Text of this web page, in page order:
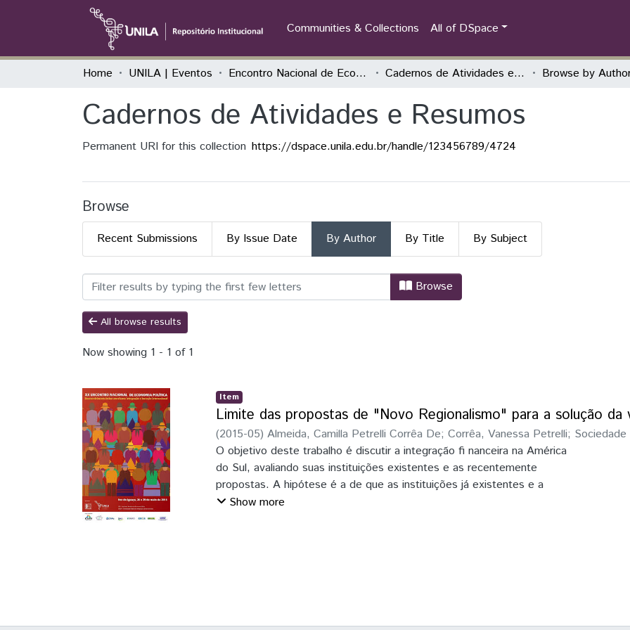
Communities & Collections All of DSpace
Home UNILA | Eventos Encontro Nacional de Economia Política Cadernos de Atividades e Resumos Browse by
Cadernos de Atividades e Resumos
Permanent URI for this collection https://dspace.unila.edu.br/handle/123456789/4724
Browse
Recent Submissions By Issue Date By Author By Title By Subject
Browsing Cadernos de Atividades e Resumos by Author
Browse
All browse results
Now showing 1 - 1 of 1
Item
Limite das propostas de "Novo Regionalismo" para a solução da
(2015-05) Almeida, Camilla Petrelli Corrêa De; Corrêa, Vanessa Petrelli; Sociedade
(SEP);Universidade Federal da Integração Latino-Americana (Unila)
O objetivo deste trabalho é discutir a integração fi nanceira na América
do Sul, avaliando suas instituições existentes e as recentemente
propostas. A hipótese é a de que as instituições já existentes e a
proposta de avanço da integração fi nanceira são importantes como um
Show more